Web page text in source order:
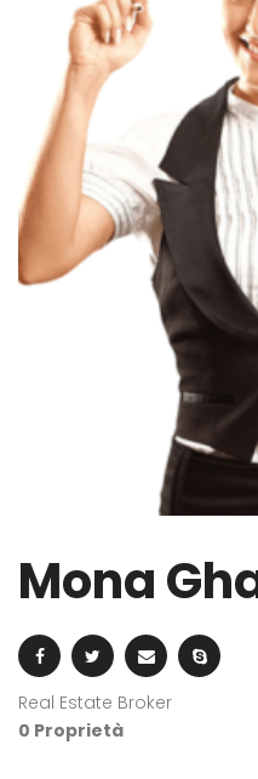
Mona
Real Estate Broker
0 Proprietà